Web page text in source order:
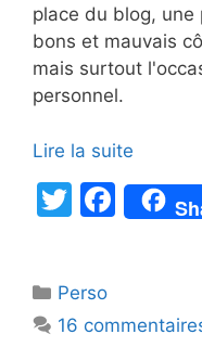
place du blog, une
bons et mauvais
mais surtout
personnel.
Lire la suite
T
er
F
a
b
Catégories
Perso
16